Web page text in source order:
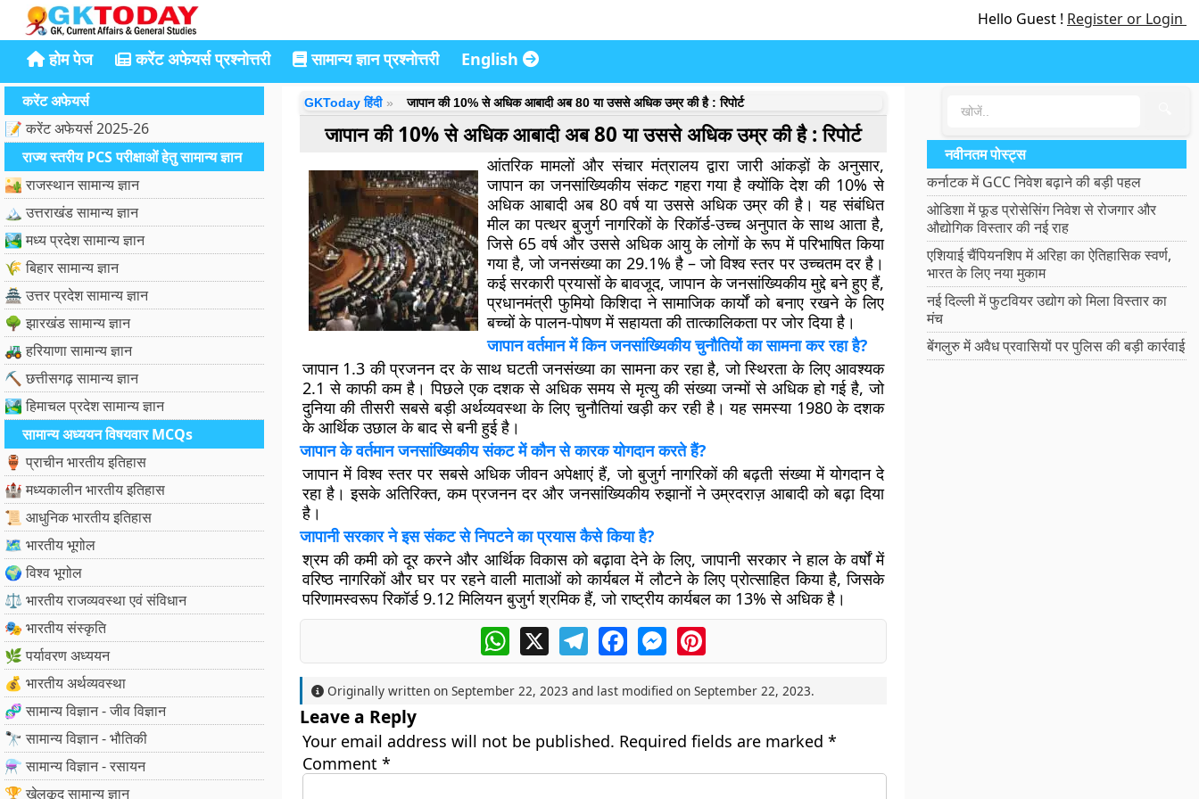
Hello Guest ! Register or Login
होम पेज करेंट अफेयर्स प्रश्नोत्तरी सामान्य ज्ञान प्रश्नोत्तरी English
करेंट अफेयर्स
📝 करेंट अफेयर्स 2025-26
राज्य स्तरीय PCS परीक्षाओं हेतु सामान्य ज्ञान
🏜️ राजस्थान सामान्य ज्ञान
🏔️ उत्तराखंड सामान्य ज्ञान
🏞️ मध्य प्रदेश सामान्य ज्ञान
🌾 बिहार सामान्य ज्ञान
🏯 उत्तर प्रदेश सामान्य ज्ञान
🌳 झारखंड सामान्य ज्ञान
🚜 हरियाणा सामान्य ज्ञान
⛏️ छत्तीसगढ़ सामान्य ज्ञान
🏞️ हिमाचल प्रदेश सामान्य ज्ञान
सामान्य अध्ययन विषयवार MCQs
🏺 प्राचीन भारतीय इतिहास
🏰 मध्यकालीन भारतीय इतिहास
📜 आधुनिक भारतीय इतिहास
🗺️ भारतीय भूगोल
🌍 विश्व भूगोल
⚖️ भारतीय राजव्यवस्था एवं संविधान
🎭 भारतीय संस्कृति
🌿 पर्यावरण अध्ययन
💰 भारतीय अर्थव्यवस्था
🧬 सामान्य विज्ञान - जीव विज्ञान
🔭 सामान्य विज्ञान - भौतिकी
⚗️ सामान्य विज्ञान - रसायन
🏆 खेलकूद सामान्य ज्ञान
GKToday हिंदी जापान की 10% से अधिक आबादी अब 80 या उससे अधिक उम्र की है : रिपोर्ट
जापान की 10% से अधिक आबादी अब 80 या उससे अधिक उम्र की है : रिपोर्ट
आंतरिक मामलों और संचार मंत्रालय द्वारा जारी आंकड़ों के अनुसार,
जापान का जनसांख्यिकीय संकट गहरा गया है क्योंकि देश की 10% से
अधिक आबादी अब 80 वर्ष या उससे अधिक उम्र की है। यह संबंधित
मील का पत्थर बुजुर्ग नागरिकों के रिकॉर्ड-उच्च अनुपात के साथ आता है,
जिसे 65 वर्ष और उससे अधिक आयु के लोगों के रूप में परिभाषित किया
गया है, जो जनसंख्या का 29.1% है – जो विश्व स्तर पर उच्चतम दर है।
कई सरकारी प्रयासों के बावजूद, जापान के जनसांख्यिकीय मुद्दे बने हुए हैं,
प्रधानमंत्री फुमियो किशिदा ने सामाजिक कार्यों को बनाए रखने के लिए
बच्चों के पालन-पोषण में सहायता की तात्कालिकता पर जोर दिया है।
जापान वर्तमान में किन जनसांख्यिकीय चुनौतियों का सामना कर रहा है?
जापान 1.3 की प्रजनन दर के साथ घटती जनसंख्या का सामना कर रहा है, जो स्थिरता के लिए आवश्यक
2.1 से काफी कम है। पिछले एक दशक से अधिक समय से मृत्यु की संख्या जन्मों से अधिक हो गई है, जो
दुनिया की तीसरी सबसे बड़ी अर्थव्यवस्था के लिए चुनौतियां खड़ी कर रही है। यह समस्या 1980 के दशक
के आर्थिक उछाल के बाद से बनी हुई है।
जापान के वर्तमान जनसांख्यिकीय संकट में कौन से कारक योगदान करते हैं?
जापान में विश्व स्तर पर सबसे अधिक जीवन अपेक्षाएं हैं, जो बुजुर्ग नागरिकों की बढ़ती संख्या में योगदान दे
रहा है। इसके अतिरिक्त, कम प्रजनन दर और जनसांख्यिकीय रुझानों ने उम्रदराज़ आबादी को बढ़ा दिया
है।
जापानी सरकार ने इस संकट से निपटने का प्रयास कैसे किया है?
श्रम की कमी को दूर करने और आर्थिक विकास को बढ़ावा देने के लिए, जापानी सरकार ने हाल के वर्षों में
वरिष्ठ नागरिकों और घर पर रहने वाली माताओं को कार्यबल में लौटने के लिए प्रोत्साहित किया है, जिसके
परिणामस्वरूप रिकॉर्ड 9.12 मिलियन बुजुर्ग श्रमिक हैं, जो राष्ट्रीय कार्यबल का 13% से अधिक है।
WhatsApp
X TelegramFacebookMessengerPinterest
Originally written on September 22, 2023 and last modified on September 22, 2023.
Leave a Reply
Your email address will not be published. Required fields are marked *
Comment *
नवीनतम पोस्ट्स
कर्नाटक में GCC निवेश बढ़ाने की बड़ी पहल
ओडिशा में फूड प्रोसेसिंग निवेश से रोजगार और
औद्योगिक विस्तार की नई राह
एशियाई चैंपियनशिप में अरिहा का ऐतिहासिक स्वर्ण,
भारत के लिए नया मुकाम
नई दिल्ली में फुटवियर उद्योग को मिला विस्तार का
मंच
बेंगलुरु में अवैध प्रवासियों पर पुलिस की बड़ी कार्रवाई